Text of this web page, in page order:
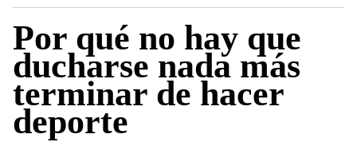
Por qué no hay que
ducharse nada más
terminar de hacer
deporte